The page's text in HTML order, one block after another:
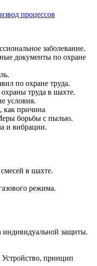
процессов
заболевание.
документы по охране
по охране труда.
труда в шахте.
условия.
как причина
борьбы с пылью.
и вибрации.
в шахте.
режима.
индивидуальной защиты.
принцип